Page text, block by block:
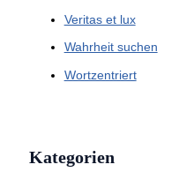
Veritas et lux
Wahrheit suchen
Wortzentriert
Kategorien